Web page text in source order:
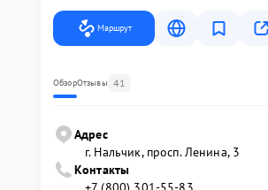
Маршрут
ОбзорОтзывы 41
Адрес
г. Нальчик, просп. Ленина, 3
Контакты